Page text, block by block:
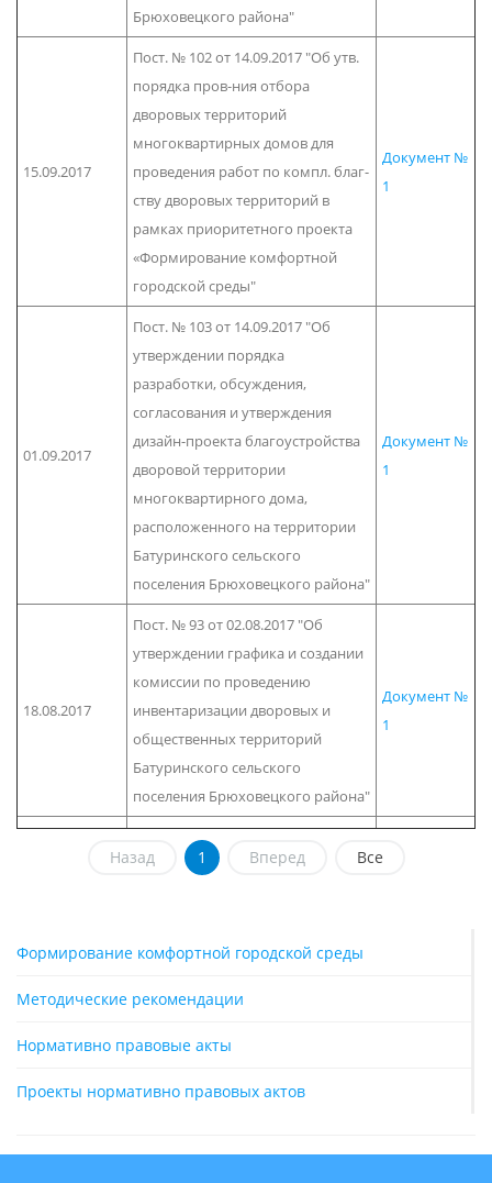
Формирование комфортной городской среды
Методические рекомендации
Нормативно правовые акты
Проекты нормативно правовых актов
Брюховецкого района"
15.09.2017
Пост. № 102 от 14.09.2017 "Об утв.
порядка пров-ния отбора
дворовых территорий
многоквартирных домов для
проведения работ по компл. благ-
ству дворовых территорий в
рамках приоритетного проекта
«Формирование комфортной
городской среды"
Документ №
1
01.09.2017
Пост. № 103 от 14.09.2017 "Об
утверждении порядка
разработки, обсуждения,
согласования и утверждения
дизайн-проекта благоустройства
дворовой территории
многоквартирного дома,
расположенного на территории
Батуринского сельского
поселения Брюховецкого района"
Документ №
1
18.08.2017
Пост. № 93 от 02.08.2017 "Об
утверждении графика и создании
комиссии по проведению
инвентаризации дворовых и
общественных территорий
Батуринского сельского
поселения Брюховецкого района"
Документ №
1
Назад 1 Вперед Все